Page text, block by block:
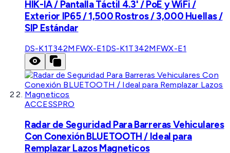
HIK-IA / Pantalla Táctil 4.3' / PoE y WiFi /
Exterior IP65 / 1,500 Rostros / 3,000 Huellas /
SIP Estándar
DS-K1T342MFWX-E1 DS-K1T342MFWX-E1
ACCESSPRO
Radar de Seguridad Para Barreras Vehiculares
Con Conexión BLUETOOTH / Ideal para
Remplazar Lazos Magneticos